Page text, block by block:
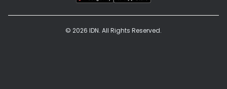
© 2026 IDN. All Rights Reserved.